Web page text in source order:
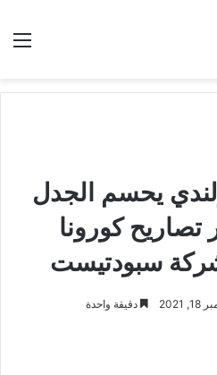
يحسم الجدل
كورونا
سبودتيست
دقيقة واحدة